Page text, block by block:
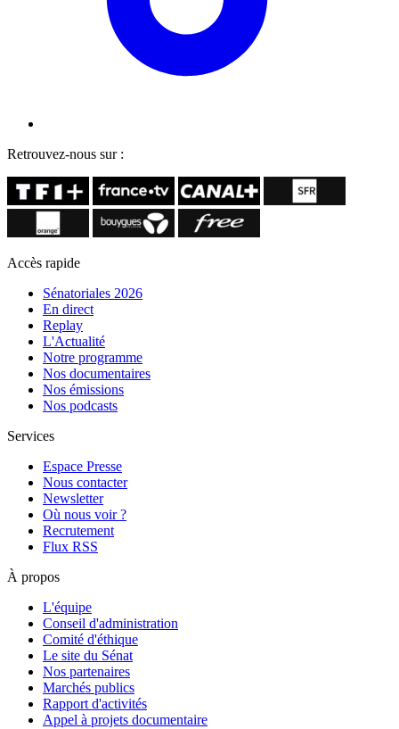
Retrouvez-nous sur :
Accès rapide
Sénatoriales 2026
En direct
Replay
L'Actualité
Notre programme
Nos documentaires
Nos émissions
Nos podcasts
Services
Espace Presse
Nous contacter
Newsletter
Où nous voir ?
Recrutement
Flux RSS
À propos
L'équipe
Conseil d'administration
Comité d'éthique
Le site du Sénat
Nos partenaires
Marchés publics
Rapport d'activités
Appel à projets documentaire